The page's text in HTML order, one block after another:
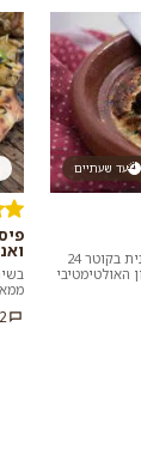
עד שעתיים
החומרים במתכון מתאימים לתבנית בקוטר 24
2